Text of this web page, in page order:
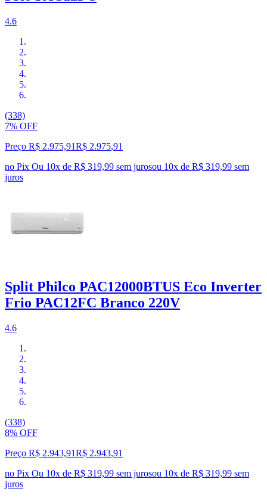
4.6
(338)
7% OFF
Preço R$ 2.975,91R$ 2.975,91
no Pix Ou 10x de R$ 319,99 sem jurosou 10x de R$ 319,99 sem
juros
Split Philco PAC12000BTUS Eco Inverter
Frio PAC12FC Branco 220V
4.6
(338)
8% OFF
Preço R$ 2.943,91R$ 2.943,91
no Pix Ou 10x de R$ 319,99 sem jurosou 10x de R$ 319,99 sem
juros